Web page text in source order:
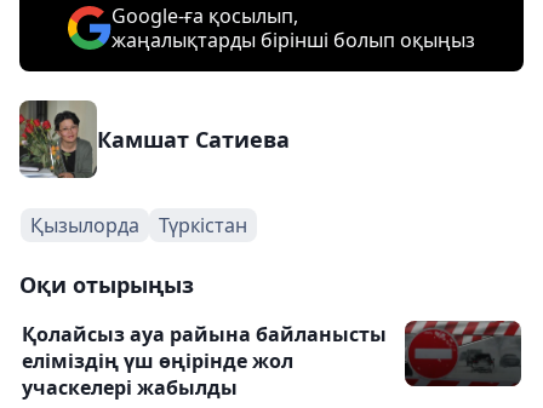
Google-ға қосылып,
жаңалықтарды бірінші болып оқыңыз
Камшат Сатиева
Қызылорда Түркістан
Оқи отырыңыз
Қолайсыз ауа райына байланысты
еліміздің үш өңірінде жол
учаскелері жабылды